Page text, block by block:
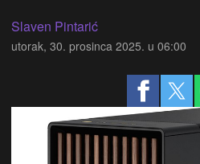
Slaven Pintarić
utorak, 30. prosinca 2025. u 06:00